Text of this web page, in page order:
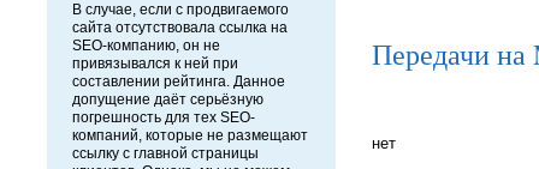
В случае, если с продвигаемого
сайта отсутствовала ссылка на
SEO-компанию, он не
привязывался к ней при
составлении рейтинга. Данное
допущение даёт серьёзную
погрешность для тех SEO-
компаний, которые не размещают
ссылку с главной страницы
Передачи на
нет